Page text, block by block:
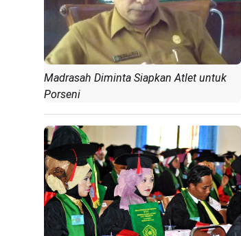
Madrasah Diminta Siapkan Atlet untuk
Porseni